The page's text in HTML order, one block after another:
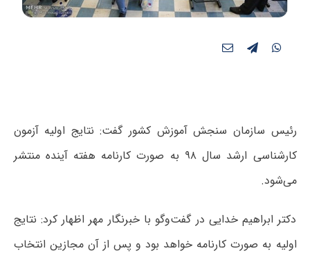
رئیس سازمان سنجش آموزش کشور گفت: نتایج اولیه آزمون
کارشناسی ارشد سال ۹۸ به صورت کارنامه هفته آینده منتشر
می‌شود.
دکتر ابراهیم خدایی در گفت‌وگو با خبرنگار مهر اظهار کرد: نتایج
اولیه به صورت کارنامه خواهد بود و پس از آن مجازین انتخاب